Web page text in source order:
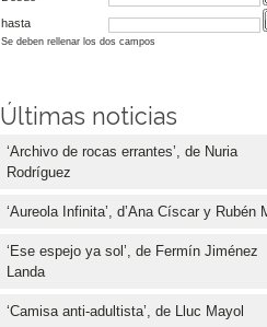
hasta
Se deben rellenar los dos campos
Últimas noticias
‘Archivo de rocas errantes’, de Nuria
Rodríguez
‘Aureola Infinita’, d’Ana Císcar y Rubén
‘Ese espejo ya sol’, de Fermín Jiménez
Landa
‘Camisa anti-adultista’, de Lluc Mayol